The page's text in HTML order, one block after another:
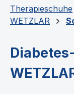
Therapieschuhe
WETZLAR